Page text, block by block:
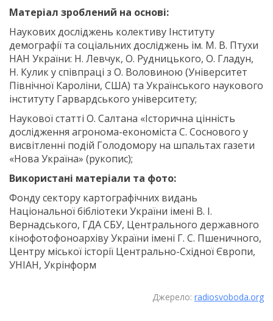
Матеріал зроблений на основі:
Наукових досліджень колективу Інституту
демографії та соціальних досліджень ім. М. В. Птухи
НАН України: Н. Левчук, О. Рудницького, О. Гладун,
Н. Кулик у співпраці з О. Воловиною (Університет
Північної Кароліни, США) та Українського наукового
інституту Гарвардського університету;
Наукової статті О. Салтана «Історична цінність
дослідження агронома-економіста С. Соснового у
висвітленні подій Голодомору на шпальтах газети
«Нова Україна» (рукопис);
Використані матеріали та фото:
Фонду сектору картографічних видань
Національної бібліотеки України імені В. І.
Вернадського, ГДА СБУ, Центрального державного
кінофотофоноархіву України імені Г. С. Пшеничного,
Центру міської історії Центрально-Східної Європи,
УНІАН, Укрінформ
Джерело: radiosvoboda.org